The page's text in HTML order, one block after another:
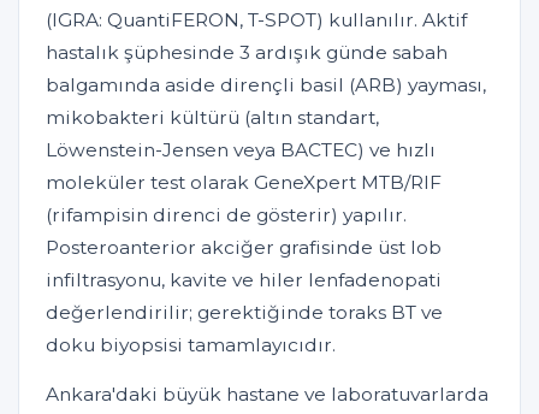
(IGRA: QuantiFERON, T-SPOT) kullanılır. Aktif
hastalık şüphesinde 3 ardışık günde sabah
balgamında aside dirençli basil (ARB) yayması,
mikobakteri kültürü (altın standart,
Löwenstein-Jensen veya BACTEC) ve hızlı
moleküler test olarak GeneXpert MTB/RIF
(rifampisin direnci de gösterir) yapılır.
Posteroanterior akciğer grafisinde üst lob
infiltrasyonu, kavite ve hiler lenfadenopati
değerlendirilir; gerektiğinde toraks BT ve
doku biyopsisi tamamlayıcıdır.
Ankara'daki büyük hastane ve laboratuvarlarda